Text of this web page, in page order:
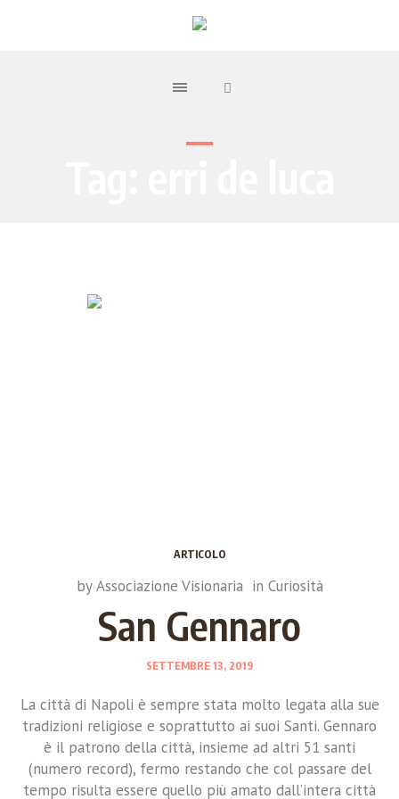
ARTICOLO
byAssociazione Visionaria in Curiosità
San Gennaro
SETTEMBRE 13, 2019
La città di Napoli è sempre stata molto legata alla sue
tradizioni religiose e soprattutto ai suoi Santi. Gennaro
è il patrono della città, insieme ad altri 51 santi
(numero record), fermo restando che col passare del
tempo risulta essere quello più amato dall’intera città